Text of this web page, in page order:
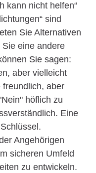
kann nicht helfen“
sind
Sie Alternativen
eine andere
Sie sagen:
aber vielleicht
freundlich, aber
höflich zu
Eine
Angehörigen
sicheren Umfeld
zu entwickeln.